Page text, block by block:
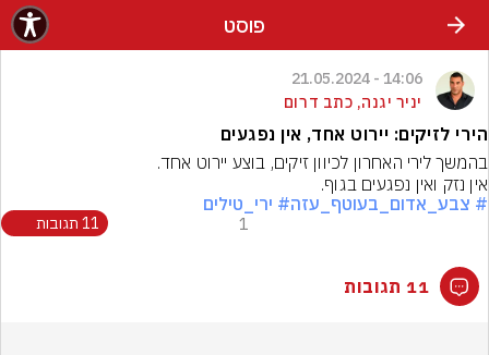
פוסט
14:06 - 21.05.2024
יניר יגנה, כתב דרום
הירי לזיקים: יירוט אחד, אין נפגעים
אין נזק ואין נפגעים בגוף.
# צבע_אדום_בעוטף_עזה# ירי_טילים
1 11 תגובות
11 תגובות